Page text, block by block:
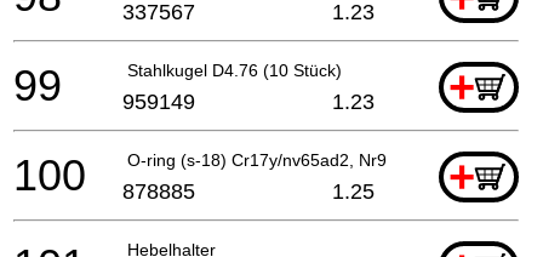
337567 1.23
Stahlkugel D4.76 (10 Stück) +
99 959149 1.23
O-ring (s-18) Cr17y/nv65ad2, Nr90aa +
100 878885 1.25
Hebelhalter